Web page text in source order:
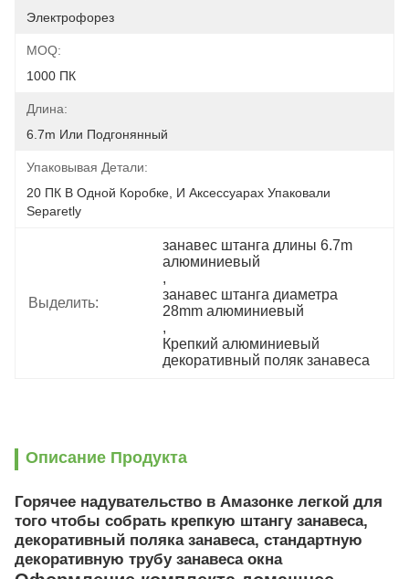
Электрофорез
MOQ:
1000 ПК
Длина:
6.7m Или Подгонянный
Упаковывая Детали:
20 ПК В Одной Коробке, И Аксессуарах Упаковали
Separetly
Выделить:
занавес штанга длины 6.7m
алюминиевый
,
занавес штанга диаметра
28mm алюминиевый
,
Крепкий алюминиевый
декоративный поляк занавеса
Описание Продукта
Горячее надувательство в Амазонке легкой для
того чтобы собрать крепкую штангу занавеса,
декоративный поляка занавеса, стандартную
декоративную трубу занавеса окна